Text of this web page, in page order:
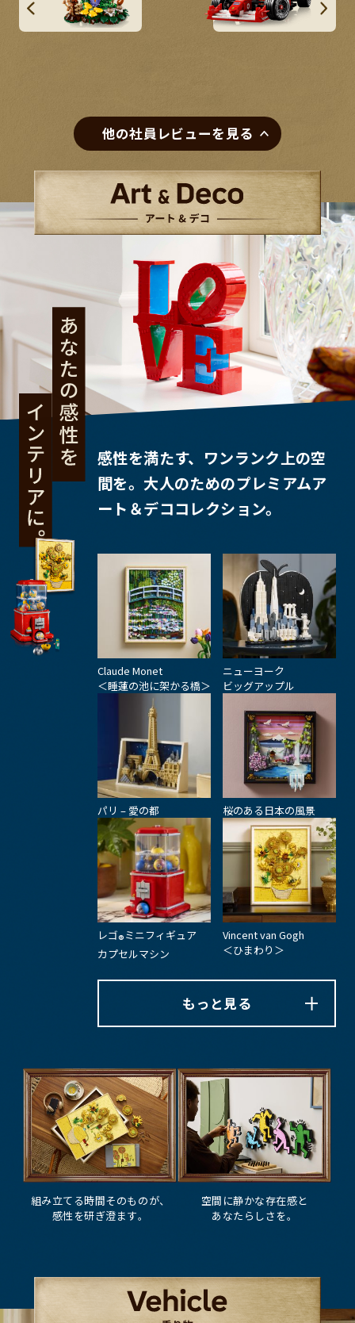
他の社員レビューを見る
感性を満たす、ワンランク上の空
間を。大人のためのプレミアムア
ート＆デココレクション。
Claude Monet
＜睡蓮の池に架かる橋＞
ニューヨーク
ビッグアップル
パリ – 愛の都 桜のある日本の風景
レゴ®ミニフィギュア
カプセルマシン
Vincent van Gogh
＜ひまわり＞
もっと見る
組み立てる時間そのも のが、
感性を研ぎ澄ます。
空間 に静かな存在感と
あ なた ら しさを。